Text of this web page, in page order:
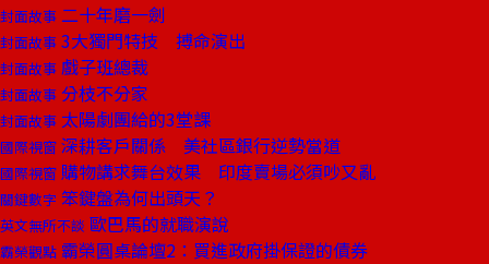
封面故事 二十年磨一劍
封面故事 3大獨門特技 搏命演出
封面故事 戲子班總裁
封面故事 分枝不分家
封面故事 太陽劇團給的3堂課
國際視窗 深耕客戶關係 美社區銀行逆勢當道
國際視窗 購物講求舞台效果 印度賣場必須吵又亂
關鍵數字 笨鍵盤為何出頭天？
英文無所不談 歐巴馬的就職演說
霸榮觀點 霸榮圓桌論壇2：買進政府掛保證的債券